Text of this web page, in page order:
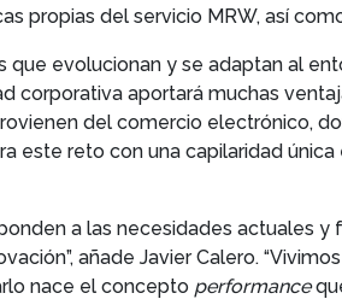
propias del servicio MRW, así
que evolucionan y se adaptan al
aportará muchas
del comercio electrónico,
este reto con una capilaridad
a las necesidades actuales
añade Javier Calero.
nace el concepto performance